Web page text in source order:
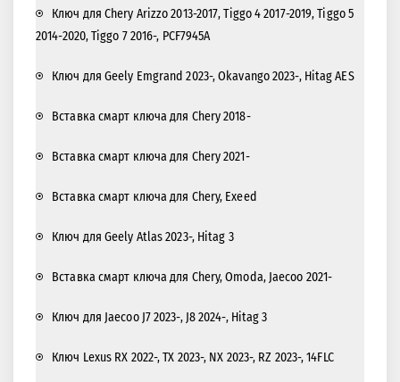
Ключ для Chery Arizzo 2013-2017, Tiggo 4 2017-2019, Tiggo 5
2014-2020, Tiggo 7 2016-, PCF7945A
Ключ для Geely Emgrand 2023-, Okavango 2023-, Hitag AES
Вставка смарт ключа для Chery 2018-
Вставка смарт ключа для Chery 2021-
Вставка смарт ключа для Chery, Exeed
Ключ для Geely Atlas 2023-, Hitag 3
Вставка смарт ключа для Chery, Omoda, Jaecoo 2021-
Ключ для Jaecoo J7 2023-, J8 2024-, Hitag 3
Ключ Lexus RX 2022-, TX 2023-, NX 2023-, RZ 2023-, 14FLC